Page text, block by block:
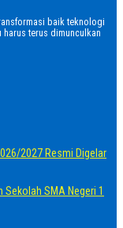
baik teknologi
terus dimunculkan
2027 Resmi Digelar
SMA Negeri 1